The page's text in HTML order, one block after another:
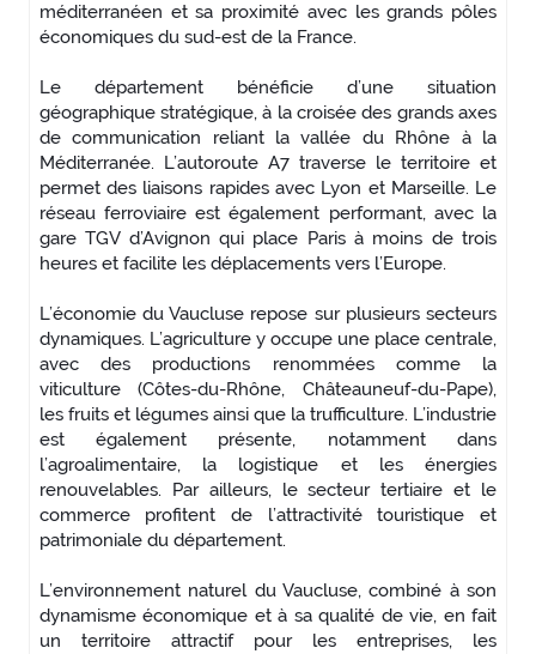
méditerranéen et sa proximité avec les grands pôles
économiques du sud-est de la France.
Le département bénéficie d’une situation
géographique stratégique, à la croisée des grands axes
de communication reliant la vallée du Rhône à la
Méditerranée. L’autoroute A7 traverse le territoire et
permet des liaisons rapides avec Lyon et Marseille. Le
réseau ferroviaire est également performant, avec la
gare TGV d’Avignon qui place Paris à moins de trois
heures et facilite les déplacements vers l’Europe.
L’économie du Vaucluse repose sur plusieurs secteurs
dynamiques. L’agriculture y occupe une place centrale,
avec des productions renommées comme la
viticulture (Côtes-du-Rhône, Châteauneuf-du-Pape),
les fruits et légumes ainsi que la trufficulture. L’industrie
est également présente, notamment dans
l’agroalimentaire, la logistique et les énergies
renouvelables. Par ailleurs, le secteur tertiaire et le
commerce profitent de l’attractivité touristique et
patrimoniale du département.
L’environnement naturel du Vaucluse, combiné à son
dynamisme économique et à sa qualité de vie, en fait
un territoire attractif pour les entreprises, les